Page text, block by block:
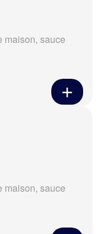
maison, sauce
maison, sauce